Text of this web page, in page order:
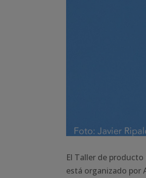
El Taller de
está organizado por